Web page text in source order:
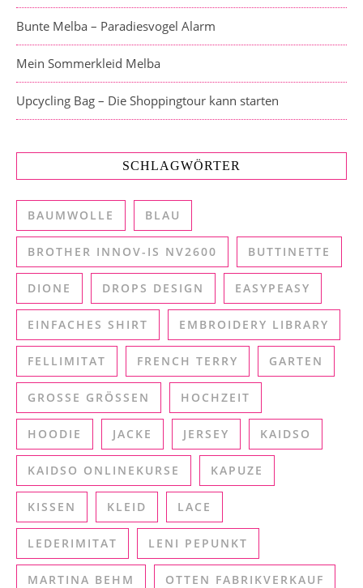
Bunte Melba – Paradiesvogel Alarm
Mein Sommerkleid Melba
Upcycling Bag – Die Shoppingtour kann starten
SCHLAGWÖRTER
BAUMWOLLE BLAU
BROTHER INNOV-IS NV2600 BUTTINETTE
DIONE DROPS DESIGN EASYPEASY
EINFACHES SHIRT EMBROIDERY LIBRARY
FELLIMITAT FRENCH TERRY GARTEN
GROSSE GRÖSSEN HOCHZEIT
HOODIE JACKE JERSEY KAIDSO
KAIDSO ONLINEKURSE KAPUZE
KISSEN KLEID LACE
LEDERIMITAT LENI PEPUNKT
MARTINA BEHM OTTEN FABRIKVERKAUF